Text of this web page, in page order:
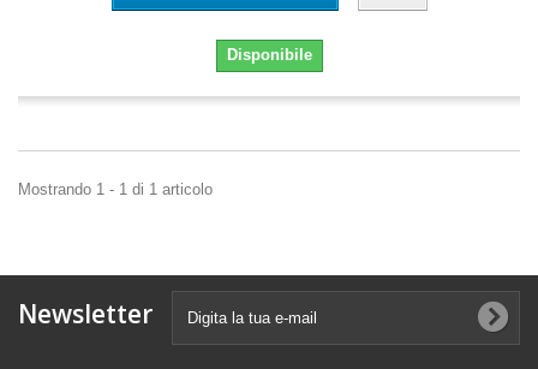
Disponibile
Mostrando 1 - 1 di 1 articolo
Newsletter